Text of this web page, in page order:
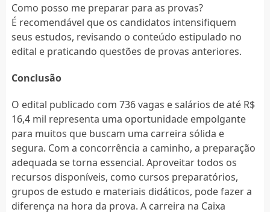
Como posso me preparar para as provas?
É recomendável que os candidatos intensifiquem
seus estudos, revisando o conteúdo estipulado no
edital e praticando questões de provas anteriores.
Conclusão
O edital publicado com 736 vagas e salários de até R$
16,4 mil representa uma oportunidade empolgante
para muitos que buscam uma carreira sólida e
segura. Com a concorrência a caminho, a preparação
adequada se torna essencial. Aproveitar todos os
recursos disponíveis, como cursos preparatórios,
grupos de estudo e materiais didáticos, pode fazer a
diferença na hora da prova. A carreira na Caixa